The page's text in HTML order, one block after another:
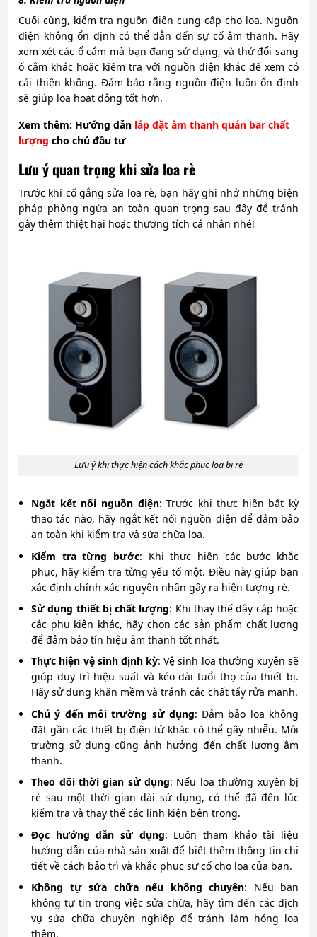
Cuối cùng, kiểm tra nguồn điện cung cấp cho loa. Nguồn
điện không ổn định có thể dẫn đến sự cố âm thanh. Hãy
xem xét các ổ cắm mà bạn đang sử dụng, và thử đổi sang
ổ cắm khác hoặc kiểm tra với nguồn điện khác để xem có
cải thiện không. Đảm bảo rằng nguồn điện luôn ổn định
sẽ giúp loa hoạt động tốt hơn.
Xem thêm: Hướng dẫn lắp đặt âm thanh quán bar chất
lượng cho chủ đầu tư
Lưu ý quan trọng khi sửa loa rè
Trước khi cố gắng sửa loa rè, bạn hãy ghi nhớ những biện
pháp phòng ngừa an toàn quan trọng sau đây để tránh
gây thêm thiệt hại hoặc thương tích cá nhân nhé!
Lưu ý khi thực hiện cách khắc phục loa bị rè
Ngắt kết nối nguồn điện: Trước khi thực hiện bất kỳ
thao tác nào, hãy ngắt kết nối nguồn điện để đảm bảo
an toàn khi kiểm tra và sửa chữa loa.
Kiểm tra từng bước: Khi thực hiện các bước khắc
phục, hãy kiểm tra từng yếu tố một. Điều này giúp bạn
xác định chính xác nguyên nhân gây ra hiện tượng rè.
Sử dụng thiết bị chất lượng: Khi thay thế dây cáp hoặc
các phụ kiện khác, hãy chọn các sản phẩm chất lượng
để đảm bảo tín hiệu âm thanh tốt nhất.
Thực hiện vệ sinh định kỳ: Vệ sinh loa thường xuyên sẽ
giúp duy trì hiệu suất và kéo dài tuổi thọ của thiết bị.
Hãy sử dụng khăn mềm và tránh các chất tẩy rửa mạnh.
Chú ý đến môi trường sử dụng: Đảm bảo loa không
đặt gần các thiết bị điện tử khác có thể gây nhiễu. Môi
trường sử dụng cũng ảnh hưởng đến chất lượng âm
thanh.
Theo dõi thời gian sử dụng: Nếu loa thường xuyên bị
rè sau một thời gian dài sử dụng, có thể đã đến lúc
kiểm tra và thay thế các linh kiện bên trong.
Đọc hướng dẫn sử dụng: Luôn tham khảo tài liệu
hướng dẫn của nhà sản xuất để biết thêm thông tin chi
tiết về cách bảo trì và khắc phục sự cố cho loa của bạn.
Không tự sửa chữa nếu không chuyên: Nếu bạn
không tự tin trong việc sửa chữa, hãy tìm đến các dịch
vụ sửa chữa chuyên nghiệp để tránh làm hỏng loa
thêm.